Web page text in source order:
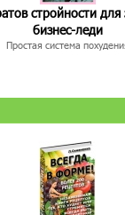
стройности для
бизнес-леди
Простая система